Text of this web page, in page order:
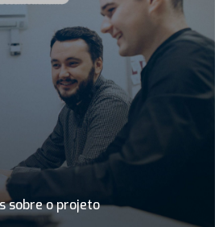
sobre o projeto